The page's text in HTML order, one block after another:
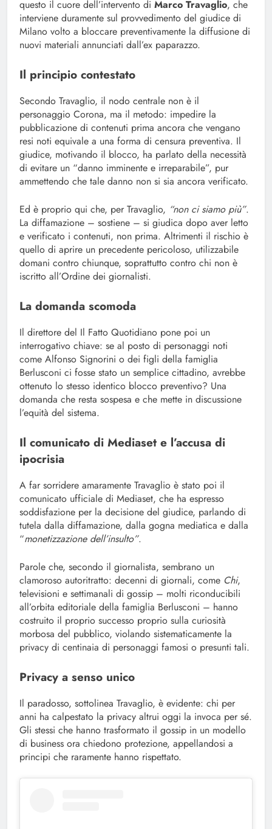
questo il cuore dell’intervento di Marco Travaglio, che
interviene duramente sul provvedimento del giudice di
Milano volto a bloccare preventivamente la diffusione di
nuovi materiali annunciati dall’ex paparazzo.
Il principio contestato
Secondo Travaglio, il nodo centrale non è il
personaggio Corona, ma il metodo: impedire la
pubblicazione di contenuti prima ancora che vengano
resi noti equivale a una forma di censura preventiva. Il
giudice, motivando il blocco, ha parlato della necessità
di evitare un “danno imminente e irreparabile”, pur
ammettendo che tale danno non si sia ancora verificato.
Ed è proprio qui che, per Travaglio, “non ci siamo più”.
La diffamazione – sostiene – si giudica dopo aver letto
e verificato i contenuti, non prima. Altrimenti il rischio è
quello di aprire un precedente pericoloso, utilizzabile
domani contro chiunque, soprattutto contro chi non è
iscritto all’Ordine dei giornalisti.
La domanda scomoda
Il direttore del Il Fatto Quotidiano pone poi un
interrogativo chiave: se al posto di personaggi noti
come Alfonso Signorini o dei figli della famiglia
Berlusconi ci fosse stato un semplice cittadino, avrebbe
ottenuto lo stesso identico blocco preventivo? Una
domanda che resta sospesa e che mette in discussione
l’equità del sistema.
Il comunicato di Mediaset e l’accusa di
ipocrisia
A far sorridere amaramente Travaglio è stato poi il
comunicato ufficiale di Mediaset, che ha espresso
soddisfazione per la decisione del giudice, parlando di
tutela dalla diffamazione, dalla gogna mediatica e dalla
“monetizzazione dell’insulto”.
Parole che, secondo il giornalista, sembrano un
clamoroso autoritratto: decenni di giornali, come Chi,
televisioni e settimanali di gossip – molti riconducibili
all’orbita editoriale della famiglia Berlusconi – hanno
costruito il proprio successo proprio sulla curiosità
morbosa del pubblico, violando sistematicamente la
privacy di centinaia di personaggi famosi o presunti tali.
Privacy a senso unico
Il paradosso, sottolinea Travaglio, è evidente: chi per
anni ha calpestato la privacy altrui oggi la invoca per sé.
Gli stessi che hanno trasformato il gossip in un modello
di business ora chiedono protezione, appellandosi a
principi che raramente hanno rispettato.